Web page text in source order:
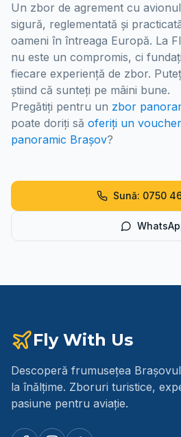
Un zbor de agrement cu
sigură, reglementată și
oameni în întreaga Europă. La
nu este un compromis, ci
fiecare experiență de zbor.
știind că sunteți pe mâini bune.
Pregătiți pentru un zbor
poate doriți să oferiți un
panoramic Brașov?
Sună: 0750
Fly With Us
Descoperă frumusețea
la înălțime. Zboruri turistice,
pasiune pentru aviație.